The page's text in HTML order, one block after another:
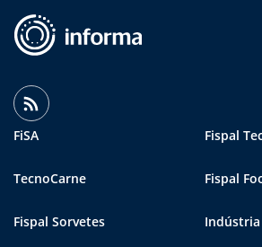
FiSA Fispal
TecnoCarne Fispal
Fispal Sorvetes Indústria